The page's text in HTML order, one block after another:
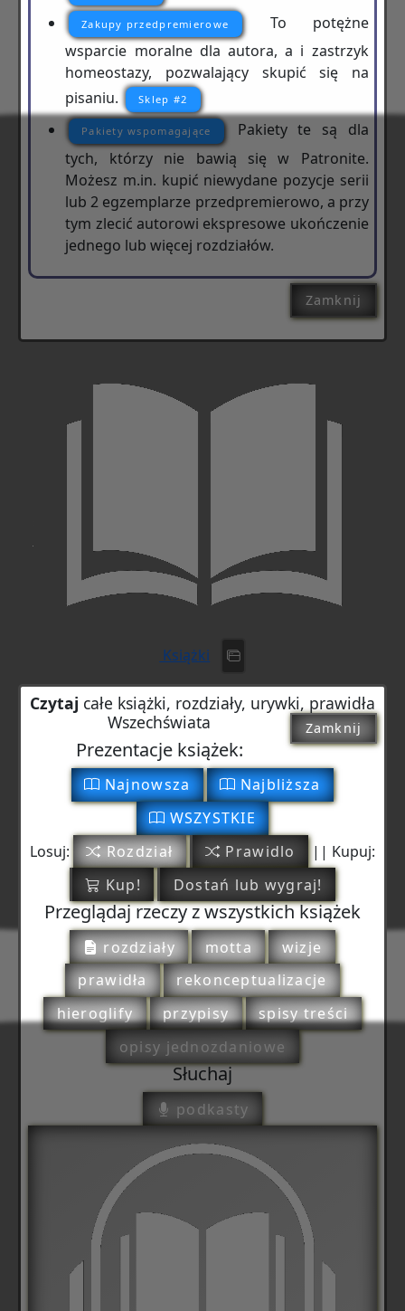
Zakupy przedpremierowe
To potężne
wsparcie moralne dla autora, a i zastrzyk
homeostazy, pozwalający skupić się na
pisaniu.
Sklep #2
Pakiety wspomagające
Pakiety te są dla
tych, którzy nie bawią się w Patronite.
Możesz m.in. kupić niewydane pozycje serii
lub 2 egzemplarze przedpremierowo, a przy
tym zlecić autorowi ekspresowe ukończenie
jednego lub więcej rozdziałów.
Zamknij
Książki
Czytaj całe książki, rozdziały, urywki, prawidła
Wszechświata
Zamknij
Prezentacje książek:
Najnowsza
Najbliższa
WSZYSTKIE
Losuj:
Rozdział Prawidlo
|| Kupuj:
Kup!
Dostań lub wygraj!
Przeglądaj rzeczy z wszystkich książek
rozdziały motta
wizje
prawidła
rekonceptualizacje
hieroglify
przypisy
spisy treści
opisy jednozdaniowe
Słuchaj
podkasty